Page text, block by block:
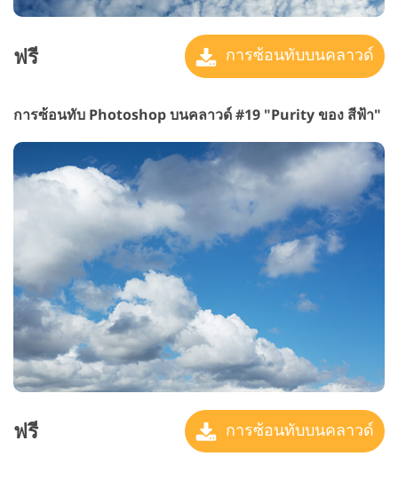
ฟรี การซ้อนทับบนคลาวด์
การซ้อนทับ Photoshop บนคลาวด์ #19 "Purityของ สีฟ้า"
ฟรี การซ้อนทับบนคลาวด์